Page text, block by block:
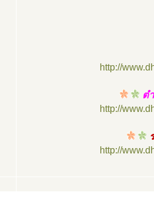
http://
ตำ
http://
http://